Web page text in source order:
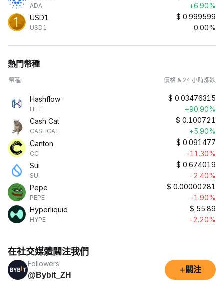
ADA
+6.90%
USD1
USD1
$ 0.999599
0.00%
熱門幣種
幣種 價格 & 24 小時漲跌
Hashflow
HFT
$ 0.03476315
+90.90%
Cash Cat
CASHCAT
$ 0.100721
+5.90%
Canton
CC
$ 0.091477
-11.30%
Sui
SUI
$ 0.674019
-2.40%
Pepe
PEPE
$ 0.00000281
-1.90%
Hyperliquid
HYPE
$ 55.89
-2.20%
在社交媒體關注我們
Followers
@Bybit_ZH
+ 關注